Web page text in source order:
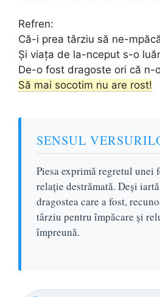
Refren:
Că-i prea târziu să ne-
Și viața de la-nceput s-o
De-o fost dragoste ori că n-
Să mai socotim nu are rost!
SENSUL
Piesa exprimă regretul unei
relație destrămată. Deși
dragostea care a fost,
târziu pentru împăcare și
împreună.